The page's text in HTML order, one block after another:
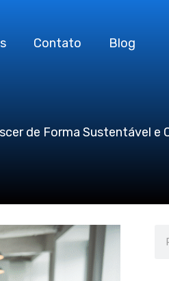
Contato Blog
de Forma Sustentável e